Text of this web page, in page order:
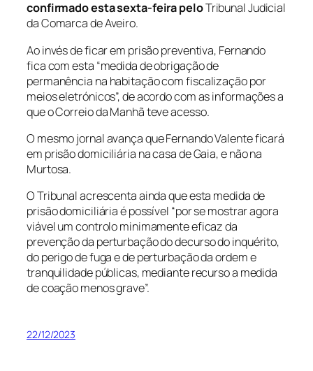
confirmado esta sexta-feira peloTribunal Judicial
da Comarca de Aveiro.
Ao invés de ficar em prisão preventiva, Fernando
fica com esta “medida de obrigação de
permanência na habitação com fiscalização por
meios eletrónicos”, de acordo com as informações a
que o Correio da Manhã teve acesso.
O mesmo jornal avança que Fernando Valente ficará
em prisão domiciliária na casa de Gaia, e não na
Murtosa.
O Tribunal acrescenta ainda que esta medida de
prisão domiciliária é possível “por se mostrar agora
viável um controlo minimamente eficaz da
prevenção da perturbação do decurso do inquérito,
do perigo de fuga e de perturbação da ordem e
tranquilidade públicas, mediante recurso a medida
de coação menos grave”.
22/12/2023